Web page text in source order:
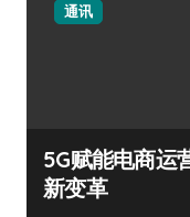
通讯
5G赋能电商运
新变革